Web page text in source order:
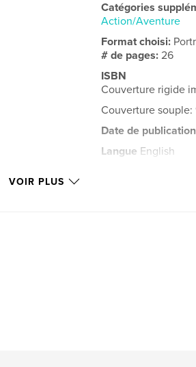
Catégories
Action/Aventure
Format choisi:
# de pages:26
ISBN
Couverture rigide
Couverture
Date de
Langue English
VOIR PLUS